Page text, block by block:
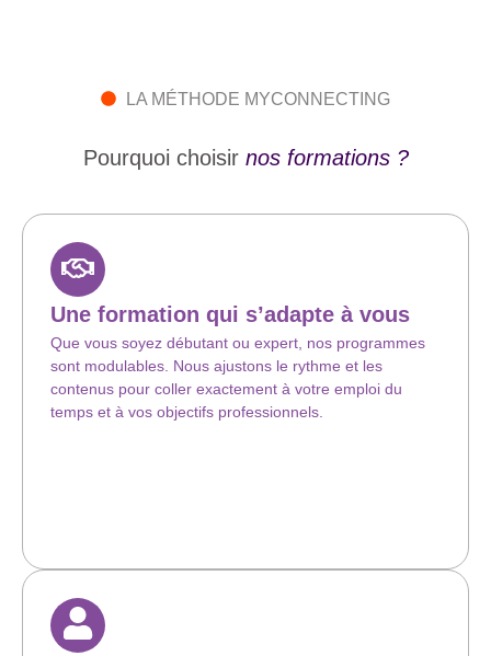
LA MÉTHODE MYCONNECTING
Pourquoi choisir nos formations ?
Une formation qui s’adapte à vous
Que vous soyez débutant ou expert, nos programmes
sont modulables. Nous ajustons le rythme et les
contenus pour coller exactement à votre emploi du
temps et à vos objectifs professionnels.